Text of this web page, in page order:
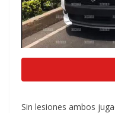
Sin lesiones ambos